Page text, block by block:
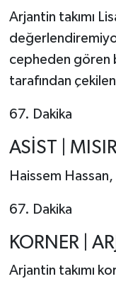
Arjantin takımı
cepheden gören
tarafından
67. Dakika
ASİST |
Haissem Hassan,
67. Dakika
KORNER |
Arjantin takımı